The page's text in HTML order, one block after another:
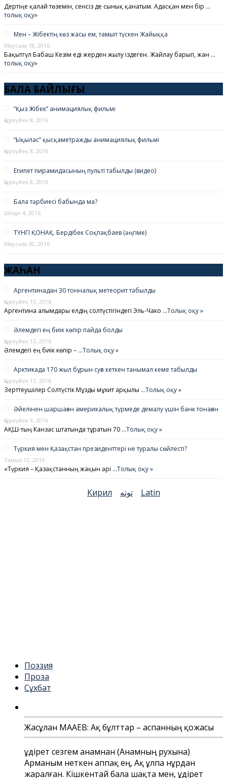
Дертіңе қалай төземін, сенсіз де сынық қанатым. Адасқан мен бір …
толық оқу»
Мен – Жібектің көз жасы ем, тамып түскен Жайыққа
Маусым 18, 2016
Бақытгүл Бабаш Кезім еді жерден жылу іздеген. Жайлау барып, жан …
толық оқу»
БАЛА БАЙЛЫҒЫ
“Қыз Жібек” анимациялық фильмі
Қыркүйек 8, 2016
“Ықылас” қысқаметражды анимациялық фильмі
Қыркүйек 8, 2016
Египет пирамидасының пульті табылды (видео)
Қыркүйек 8, 2016
Бала тәрбиесі бабында ма?
Шілде 4, 2016
ТҮНГІ ҚОНАҚ. Бердібек Соқпақбаев (әңгіме)
Маусым 30, 2016
ЖАҺАН
Аргентинадан 30 тонналық метеорит табылды
Қыркүйек 13, 2016
Аргентина ғалымдары елдің солтүстігіндегі Эль-Чако …Толық оқу »
Әлемдегі ең биік көпір пайда болды
Қыркүйек 13, 2016
Әлемдегі ең биік көпір – …Толық оқу »
Арктикада 170 жыл бұрын суға кеткен танымал кеме табылды
Қыркүйек 13, 2016
Зерттеушілер Солтүстік Мұзды мұхит арқылы …Толық оқу »
Әйелінен шаршаған америкалық түрмеде демалу үшін банк тонаған
Қыркүйек 9, 2016
АҚШ-тың Канзас штатында тұратын 70 …Толық оқу »
Түркия мен Қазақстан президенттері не туралы сөйлесті?
Тамыз 12, 2016
«Түркия – Қазақстанның жақын әрі …Толық оқу »
Кирил توتە Latin
Поэзия
Проза
Сұхбат
Жасұлан МАҚАЕВ: Ақ бұлттар – аспанның қожасы
Құдірет сезгем анамнан (Анамның рухына)
Арманым неткен аппақ ең, Ақ ұлпа нұрдан
жаралған. Кішкентай бала шақта мен, Құдірет